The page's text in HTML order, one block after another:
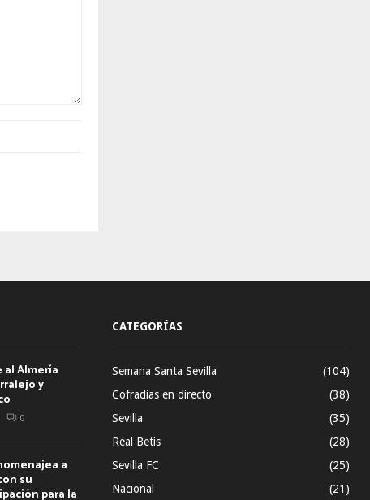
al Almería
y
0
a
su
para la
CATEGORÍAS
Semana Santa Sevilla
(104)
Cofradías en directo
(38)
Sevilla
(35)
Real Betis
(28)
Sevilla FC
(25)
Nacional
(21)